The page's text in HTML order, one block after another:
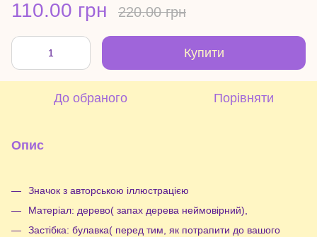
110.00 грн 220.00 грн
Купити
До обраного Порівняти
Опис
Значок з авторською іллюстрацією
Матеріал: дерево( запах дерева неймовірний),
Застібка: булавка( перед тим, як потрапити до вашого